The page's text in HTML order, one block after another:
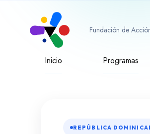
Fundación de
Inicio Programas
REPÚBLICA